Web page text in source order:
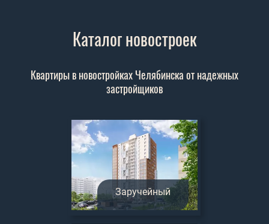
Каталог новостроек
Квартиры в новостройках Челябинска от надежных
застройщиков
Заручейный